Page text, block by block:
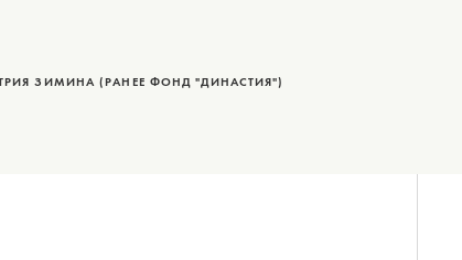
ЗИМИНА (РАНЕЕ ФОНД "ДИНАСТИЯ")